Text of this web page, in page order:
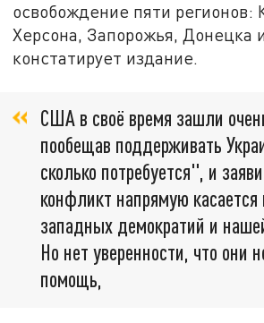
освобождение пяти регионов:
Херсона, Запорожья, Донецка
констатирует издание.
США в своё время зашли
пообещав поддерживать
сколько потребуется", и
конфликт напрямую касается
западных демократий и
Но нет уверенности, что они
помощь,